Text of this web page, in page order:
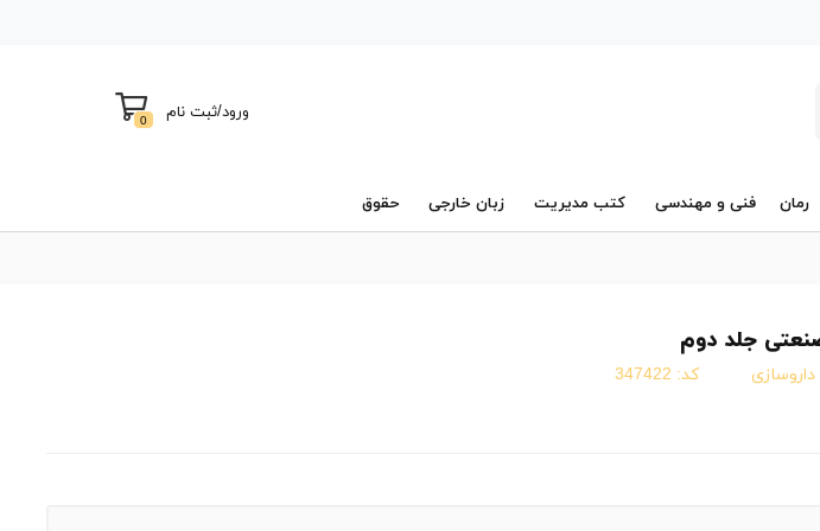
ورود/ثبت نام 0
رمان فنی و مهندسی کتب مدیریت زبان خارجی حقوق
داروسازی کد: